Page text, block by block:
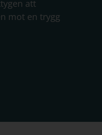
att
mot en trygg